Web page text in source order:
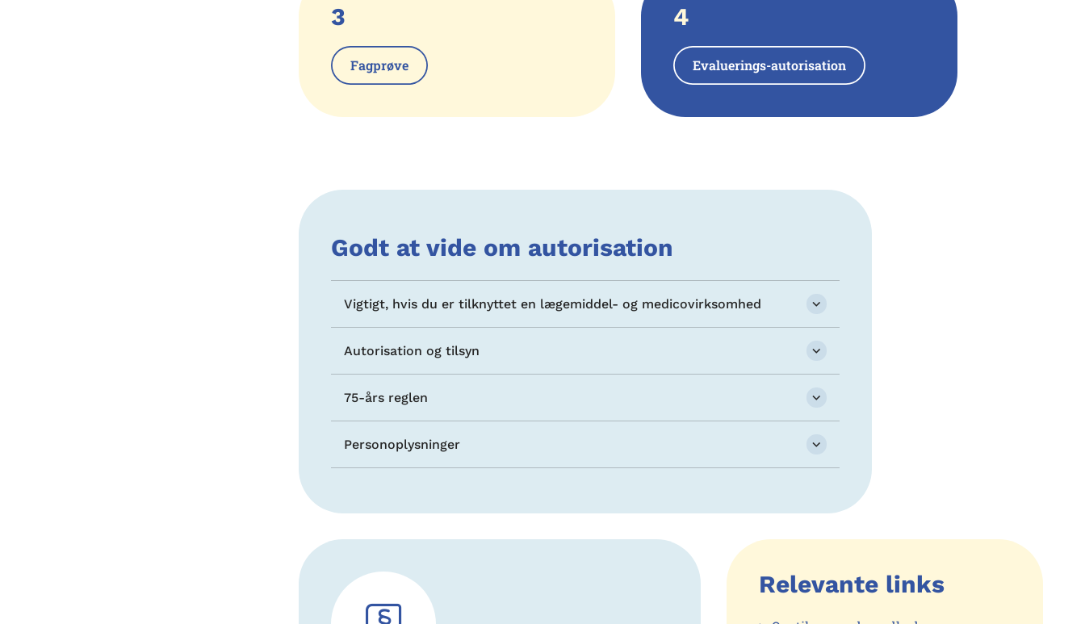
3
Fagprøve
4
Evaluerings-autorisation
Godt at vide om autorisation
Vigtigt, hvis du er tilknyttet en lægemiddel- og medicovirksomhed
Autorisation og tilsyn
75-års reglen
Personoplysninger
Relevante links